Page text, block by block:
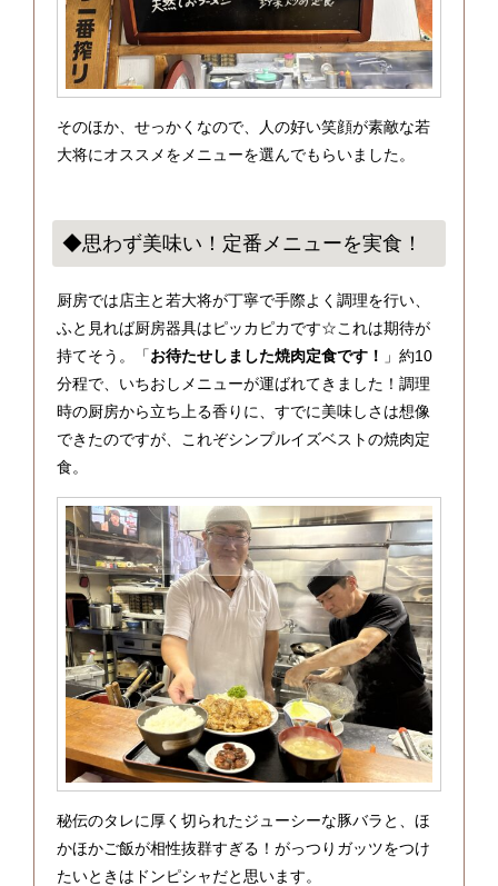
そのほか、せっかくなので、人の好い笑顔が素敵な若
大将にオススメをメニューを選んでもらいました。
◆思わず美味い！定番メニューを実食！
厨房では店主と若大将が丁寧で手際よく調理を行い、
ふと見れば厨房器具はピッカピカです☆これは期待が
持てそう。「お待たせしました焼肉定食です！
」約10
分程で、いちおしメニューが運ばれてきました！調理
時の厨房から立ち上る香りに、すでに美味しさは想像
できたのですが、これぞシンプルイズベストの焼肉定
食。
秘伝のタレに厚く切られたジューシーな豚バラと、ほ
かほかご飯が相性抜群すぎる！がっつりガッツをつけ
たいときはドンピシャだと思います。